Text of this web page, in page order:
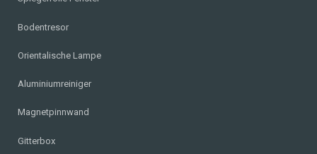
Bodentresor
Orientalische Lampe
Aluminiumreiniger
Magnetpinnwand
Gitterbox